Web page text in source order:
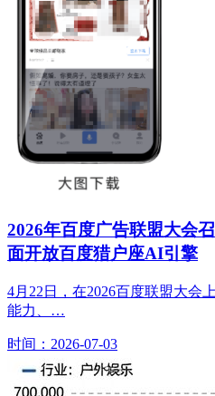
2026年百度广告联盟大会
面开放百度猎户座AI引擎
4月22日，在2026百度联盟大会
能力、…
时间：2026-07-03